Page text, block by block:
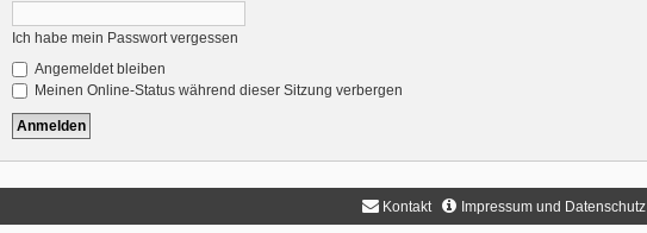
Ich habe mein Passwort vergessen
Angemeldet bleiben
Meinen Online-Status während dieser Sitzung verbergen
Impressum und Datenschutz
Kontakt